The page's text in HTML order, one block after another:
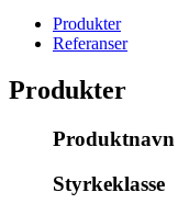
Produkter
Referanser
Produkter
Produktnavn
Styrkeklasse